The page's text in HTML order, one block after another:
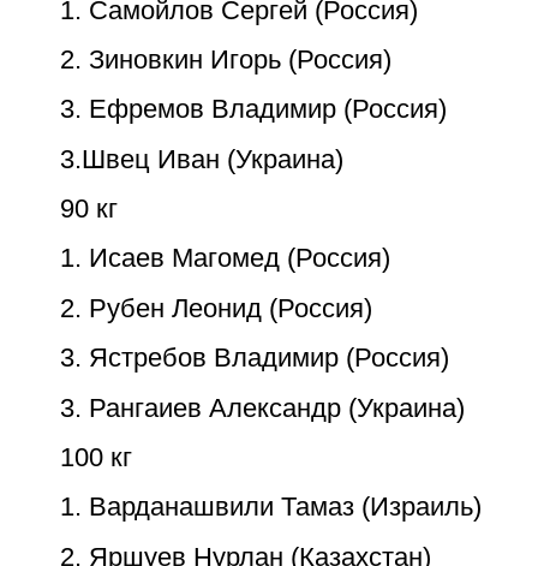
1. Самойлов Сергей (Россия)
2. Зиновкин Игорь (Россия)
3. Ефремов Владимир (Россия)
3.Швец Иван (Украина)
90 кг
1. Исаев Магомед (Россия)
2. Рубен Леонид (Россия)
3. Ястребов Владимир (Россия)
3. Рангаиев Александр (Украина)
100 кг
1. Варданашвили Тамаз (Израиль)
2. Яршуев Нурлан (Казахстан)